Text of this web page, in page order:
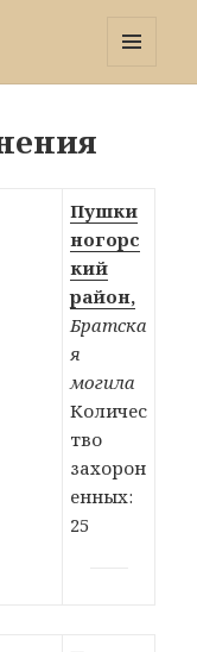
Пушки
ногорс
кий
район,
Братска
я
могила
Количес
тво
захорон
енных:
25